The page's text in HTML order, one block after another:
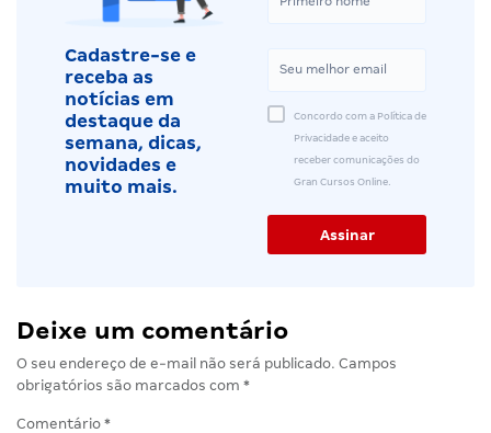
Cadastre-se e
receba as
notícias em
destaque da
semana, dicas,
novidades e
muito mais.
Concordo com a Política de
Privacidade e aceito
receber comunicações do
Gran Cursos Online.
Deixe um comentário
O seu endereço de e-mail não será publicado. Campos
obrigatórios são marcados com *
Comentário *